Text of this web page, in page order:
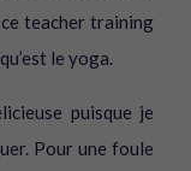
teacher training
le yoga.
puisque je
Pour une foule